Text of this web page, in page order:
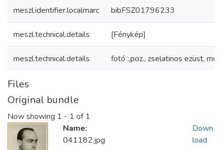
meszl.identifier.localmarc bibFSZ01796233
meszl.technical.details [Fénykép]
meszl.technical.details fotó :,poz., zselatinos ezüst,
Files
Original bundle
Now showing 1 - 1 of 1
Name:
041182.jpg
Down
load